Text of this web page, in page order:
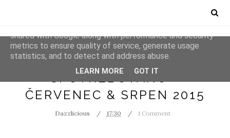
EMPTIES REVIEWS
SPOTŘEBOVÁNO -
ČERVENEC & SRPEN 2015
Dazzlicious 17:30 1 Comment
This site uses cookies from Google to deliver its services
shared with Google along with performance and security
metrics to ensure quality of service, generate usage
statistics, and to detect and address abuse.
LEARN MORE GOT IT